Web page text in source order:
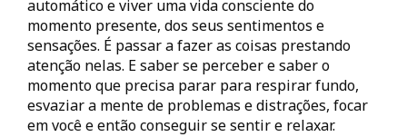
automático e viver uma vida consciente do
momento presente, dos seus sentimentos e
sensações. É passar a fazer as coisas prestando
atenção nelas. E saber se perceber e saber o
momento que precisa parar para respirar fundo,
esvaziar a mente de problemas e distrações, focar
em você e então conseguir se sentir e relaxar.